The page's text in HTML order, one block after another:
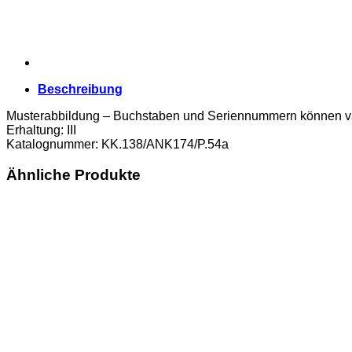
Erh.
Menge
Beschreibung
Musterabbildung – Buchstaben und Seriennummern können
Erhaltung: III
Katalognummer: KK.138/ANK174/P.54a
Ähnliche Produkte